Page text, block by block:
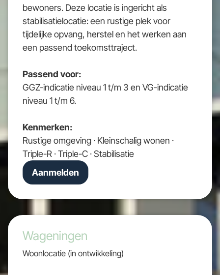
bewoners. Deze locatie is ingericht als
stabilisatielocatie: een rustige plek voor
tijdelijke opvang, herstel en het werken aan
een passend toekomsttraject.
Passend voor:
GGZ-indicatie niveau 1 t/m 3 en VG-indicatie
niveau 1 t/m 6.
Kenmerken:
Rustige omgeving · Kleinschalig wonen ·
Triple-R · Triple-C · Stabilisatie
Aanmelden
Wageningen
Woonlocatie (in ontwikkeling)